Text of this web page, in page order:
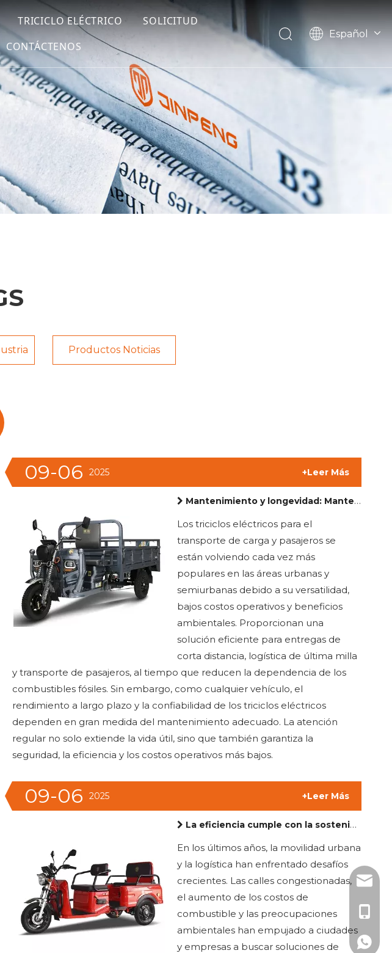
TRICICLO ELÉCTRICO
SOLICITUD
CONTÁCTENOS
Español
Français
Pусский
Productos Noticias
09-06 2025 +Leer Más
Mantenimiento y longevidad: Mantener los triciclos eléctricos para la carga y el pasajero en las mejores condiciones
Los triciclos eléctricos para el
transporte de carga y pasajeros se
están volviendo cada vez más
populares en las áreas urbanas y
semiurbanas debido a su versatilidad,
bajos costos operativos y beneficios
ambientales. Proporcionan una
solución eficiente para entregas de
corta distancia, logística de última milla
y transporte de pasajeros, al tiempo que reducen la dependencia de los
combustibles fósiles. Sin embargo, como cualquier vehículo, el
rendimiento a largo plazo y la confiabilidad de los triciclos eléctricos
dependen en gran medida del mantenimiento adecuado. La atención
regular no solo extiende la vida útil, sino que también garantiza la
seguridad, la eficiencia y los costos operativos más bajos.
09-06 2025 +Leer Más
La eficiencia cumple con la sostenibilidad: beneficios de los triciclos eléctricos para el transporte de carga y pasajeros
En los últimos años, la movilidad urbana
y la logística han enfrentado desafíos
crecientes. Las calles congestionadas,
el aumento de los costos de
combustible y las preocupaciones
ambientales han empujado a ciudades
y empresas a buscar soluciones de
+86-